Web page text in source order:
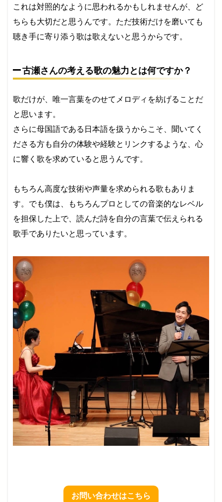
これは対照的なように思われるかもしれませんが、ど
ちらも大切だと思うんです。ただ技術だけを磨いても
聴き手に寄り添う歌は歌えないと思うからです。
古瀬さんの考える歌の魅力とは何ですか？
歌だけが、唯一言葉をのせてメロディを紡げることだ
と思います。
さらに母国語である日本語を扱うからこそ、聞いてく
ださる方も自分の体験や経験とリンクするような、心
に響く歌を求めていると思うんです。
もちろん高度な技術や声量を求められる歌もありま
す。でも僕は、もちろんプロとしての音楽的なレベル
を担保した上で、読んだ詩を自分の言葉で伝えられる
歌手でありたいと思っています。
お問い合わせはこちら